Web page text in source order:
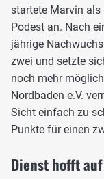
startete Marvin als
Podest an. Nach
jährige
zwei und setzte
noch mehr
Nordbaden e.V.
Sicht einfach zu
Punkte für einen
Dienst hofft